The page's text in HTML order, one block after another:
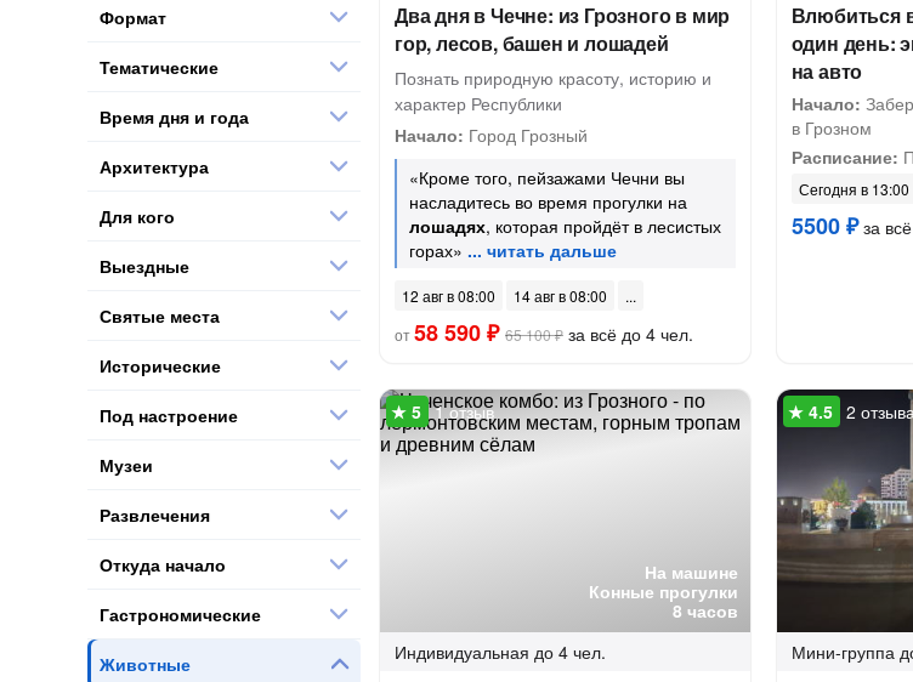
Два дня в Чечне: из Грозного в мир
гор, лесов, башен и лошадей
Познать природную красоту, историю и
характер Республики
Начало: Город Грозный
«Кроме того, пейзажами Чечни вы
насладитесь во время прогулки на
лошадях, которая пройдёт в лесистых
горах»
12 авг в 08:00
14 авг в 08:00
от58 590 ₽ 65 100 ₽ за всё до 4 чел.
Влюбиться
один день:
на авто
Начало:
в Грозном
Расписание:
Сегодня в 13:00
5500 ₽за
На машине
Конные прогулки
8 часов
1 отзыв
Индивидуальная до 4 чел.
2
Мини-группа
Формат
Тематические
Время дня и года
Архитектура
Для кого
Выездные
Святые места
Исторические
Под настроение
Музеи
Развлечения
Откуда начало
Гастрономические
Животные